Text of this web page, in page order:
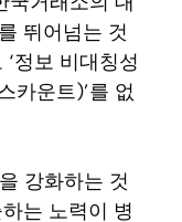
뛰어넘는 것
정보 비대칭성
카운트)’를 없
강화하는 것
는 노력이 병